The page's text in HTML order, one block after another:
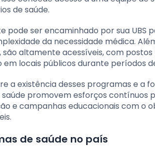
de saúde.
pode ser encaminhado por sua UBS
da necessidade médica.
altamente acessíveis, com
locais públicos durante períodos
a existência desses programas e a
saúde promovem esforços contínuos
e campanhas educacionais com o
de saúde no país